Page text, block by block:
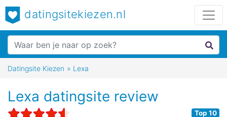
datingsitekiezen.nl
Datingsite Kiezen » Lexa
Lexa datingsite review
Top 10